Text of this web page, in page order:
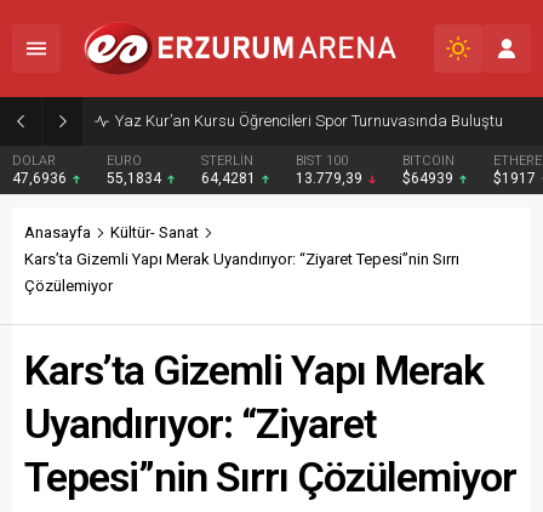
Yaz Kur’an Kursu Öğrencileri Spor Turnuvasında Buluştu
DOLAR
47,6936
EURO
55,1834
STERLİN
64,4281
BIST 100
13.779,39
BITCOIN
$64939 $1917
Anasayfa
Kültür- Sanat
Kars’ta Gizemli Yapı Merak Uyandırıyor: “Ziyaret Tepesi”nin Sırrı
Çözülemiyor
Kars’ta Gizemli Yapı Merak
Uyandırıyor: “Ziyaret
Tepesi”nin Sırrı Çözülemiyor